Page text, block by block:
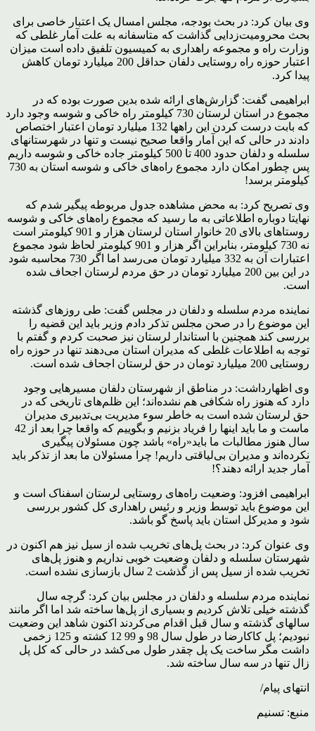
وی بیان کرد: در بحث بودجه، مجلس امسال یک اعتبار خاصی برای
بحث محرومیت‌زدایی گذاشت که متاسفانه به علت آمار غلطی که
وزارت راه و مجموعه راهداری به کمیسیون تلفیق داده است میزان
اعتبار حوزه راه روستایی دلفان حداقل 200 میلیارد تومان کاهش
پیدا کرد.
ابراهیمی گفت: گزارش‌های ارائه شده بدین صورت بوده که در
مجموع در استان لرستان 730 کیلومتر راه خاکی و شوسه وجود دارد
که بابت درست کردن این راهها 132 میلیارد تومان اعتبار اختصاص
دادند در حالی که این آمار واقعا صحیح نیست و تنها در شهرستانهای
سلسله و دلفان حدود 400 تا 500 کیلومتر جاده خاکی و شوسه داریم
پس چطور امکان دارد مجموع راه‌های خاکی و شوسه استان به 730
کیلومتر برسد!
وی تصریح کرد: به محض مشاهده جدول مربوطه پیگیر شدم که
نهایتا دوباره اطلاعاتی به ما رسید که مجموع راه‌های خاکی و شوسه
روستاهای بالای 20 خانوار استان لرستان هزار و 901 کیلومتر است
نه 730 کیلومتر، بنابراین اگر هزار و 901 کیلومتر لحاظ شود مجموع
اعتبارات آن به 332 میلیارد تومان می‌رسد اما اگر 730 محاسبه شود
در این بین 200 میلیارد تومان در حق مردم لرستان اجحاف شده
است.
نماینده مردم سلسله و دلفان در مجلس گفت: طی روزهای گذشته
این موضوع را در صحن مجلس تذکر دادم وزیر باید این قضیه را
بررسی کند همچنین با استاندار لرستان نیز صحبت کردم و گفتم با
توجه به اطلاعات غلطی که مدیران استان می‌دهند تنها در حوزه راه
روستایی 200 میلیارد تومان در حق لرستان اجحاف شده است.
وی اظهارداشت: در مناطق از شهرستان دلفان مسیرهایی وجود
دارد که هنوز راه شکافی هم نشده‌اند؛ این ظلم‌های تاریخی که در
حق لرستان شده است به خاطر سوء مدیریت بی‌تدبیری مدیران
ماست و ما باید اینها را فریاد بزنیم و بگوییم که واقعا چرا بعد از 42
سال هنوز مطالبات ما باید«راه» باشد چون مسئولان پیگیری
نکرده‌اند و مدیران بی‌لیاقتی داریم! چرا مسئولان ما بعد از تذکر باید
آمار جدید ارائه دهند؟!
ابراهیمی افزود: وضعیت راه‌های روستایی لرستان اسفناک است و
این موضوع باید توسط وزیر و رئیس راهداری کل کشور بررسی
شود و مدیرکل استان باید پاسخ گو باشد.
وی عنوان کرد: در بحث پل‌های تخریب شده از سیل نیز هم اکنون در
شهرستان سلسله و دلفان وضعیت خوبی نداریم و هنوز پل‌های
تخریب شده از سیل پس از گذشت 2 سال بازسازی نشده است.
نماینده مردم سلسله و دلفان در مجلس بیان کرد: گرچه سال
گذشته خیلی تلاش کردیم و بسیاری از پل‌ها ساخته شد اما اگر مانند
سالهای گذشته و سال قبل اقدام می‌کردند اکنون شاهد این وضعیت
نبودیم؛ پل کاکارضا در طول سال 98 و 99 12 کشته و 125 زخمی
داشت مگر ساخت یک پل چقدر طول می‌کشد در حالی که کل پل
زال تنها در سه سال ساخته شد.
انتهای پیام/
منبع: تسنیم